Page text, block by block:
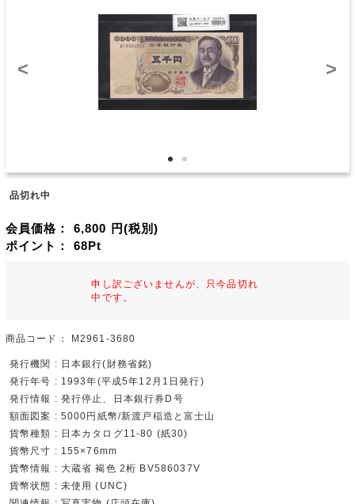
< >
品切れ中
会員価格： 6,800 円(税別)
ポイント： 68Pt
申し訳ございませんが、只今品切れ
中です。
商品コード： M2961-3680
発行機関 : 日本銀行(財務省銘)
発行年号 : 1993年(平成5年12月1日発行)
発行情報 : 発行停止、日本銀行券D号
額面図案 : 5000円紙幣/新渡戸稲造と富士山
貨幣種類 : 日本カタログ11-80 (紙30)
貨幣尺寸 : 155×76mm
貨幣情報 : 大蔵省 褐色 2桁 BV586037V
貨幣状態 : 未使用 (UNC)